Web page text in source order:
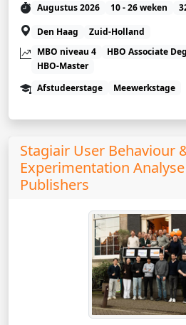
Augustus 2026 10 - 26 weken
Den Haag
Zuid-Holland
MBO niveau 4
HBO Associate
HBO-Master
Afstudeerstage
Meewerkstage
Stagiair User Behaviour
Experimentation
Publishers